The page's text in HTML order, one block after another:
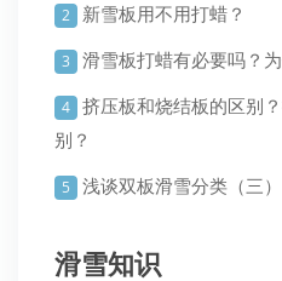
2 新雪板用不用打蜡？
3 滑雪板打蜡有必要吗？
4 挤压板和烧结板的区别
别？
5 浅谈双板滑雪分类（三）
滑雪知识